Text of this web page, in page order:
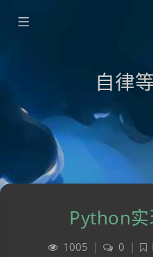
自律
Python
1005 | 0 |